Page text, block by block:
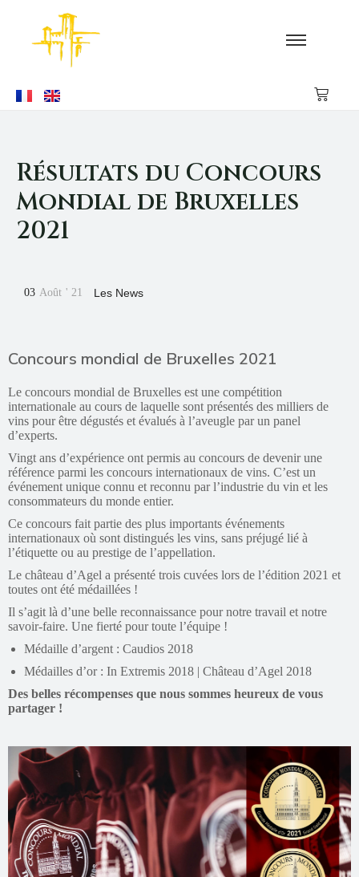
Résultats du Concours
Mondial de Bruxelles
2021
03 Août ' 21 Les News
Concours mondial de Bruxelles 2021
Le concours mondial de Bruxelles est une compétition
internationale au cours de laquelle sont présentés des milliers de
vins pour être dégustés et évalués à l’aveugle par un panel
d’experts.
Vingt ans d’expérience ont permis au concours de devenir une
référence parmi les concours internationaux de vins. C’est un
événement unique connu et reconnu par l’industrie du vin et les
consommateurs du monde entier.
Ce concours fait partie des plus importants événements
internationaux où sont distingués les vins, sans préjugé lié à
l’étiquette ou au prestige de l’appellation.
Le château d’Agel a présenté trois cuvées lors de l’édition 2021 et
toutes ont été médaillées !
Il s’agit là d’une belle reconnaissance pour notre travail et notre
savoir-faire. Une fierté pour toute l’équipe !
Médaille d’argent : Caudios 2018
Médailles d’or: In Extremis 2018 | Château d’Agel 2018
Des belles récompenses que nous sommes heureux de vous
partager !